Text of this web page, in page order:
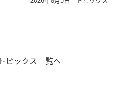
トピックス一覧へ